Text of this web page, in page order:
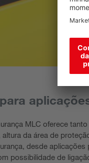
MLC oferece
da área de
desde
possibilidade de